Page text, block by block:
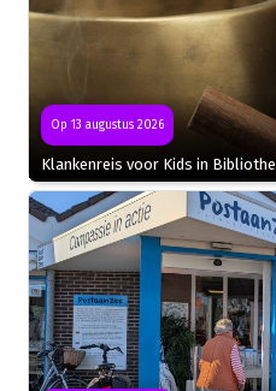
Op 13 augustus 2026
Klankenreis voor Kids in